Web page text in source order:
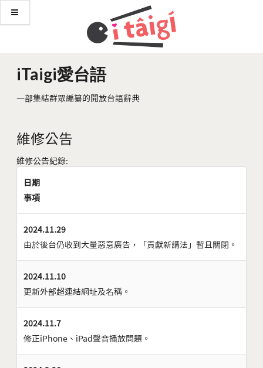
iTaigi愛台語
一部集結群眾編纂的開放台語辭典
維修公告
維修公告紀錄:
日期
事項
2024.11.29
由於後台仍收到大量惡意廣告，「貢獻新講法」暫且關閉。
2024.11.10
更新外部超連結網址及名稱。
2024.11.7
修正iPhone、iPad聲音播放問題。